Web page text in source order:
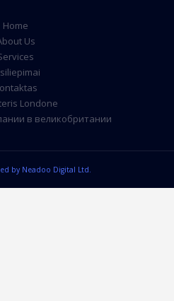
Home
Us
Londone
в великобритании
by Neadoo Digital Ltd.